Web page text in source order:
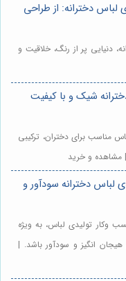
دخترانه: از طراحی
دنیایی پر از رنگ، خلاقیت و
شیک و با کیفیت
مناسب برای دختران، ترکیبی
مشاهده و خرید
لباس دخترانه سودآور و
وکار تولیدی لباس، به ویژه
انگیز و سودآور باشد. |